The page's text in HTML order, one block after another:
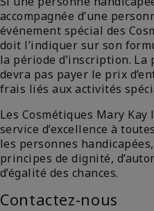
accompagnée d’une
événement spécial des
doit l’indiquer sur son
la période d’inscription. La
devra pas payer le prix
frais liés aux activités
Les Cosmétiques Mary
service d’excellence à
les personnes
principes de dignité,
d’égalité des chances.
Contactez-nous